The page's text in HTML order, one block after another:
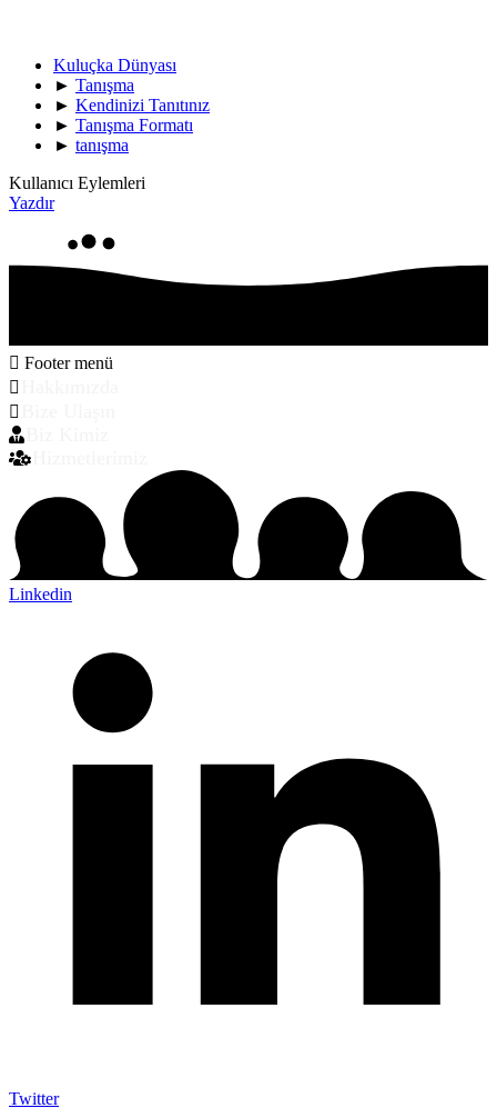
Kuluçka Dünyası
► Tanışma
► Kendinizi Tanıtınız
► Tanışma Formatı
► tanışma
Kullanıcı Eylemleri
Yazdır
Footer menü
Linkedin
Twitter